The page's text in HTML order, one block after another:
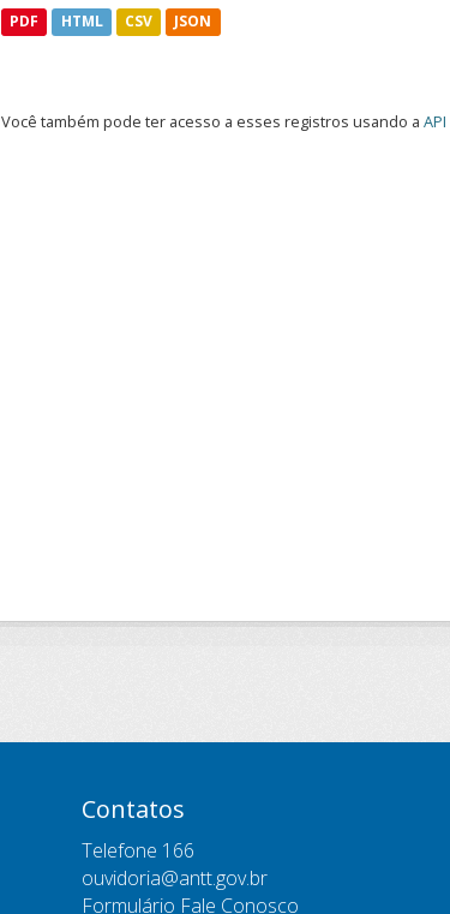
PDF HTML CSV JSON
Você também pode ter acesso a esses registros usando a API
Contatos
Telefone 166
ouvidoria@antt.gov.br
Formulário Fale Conosco